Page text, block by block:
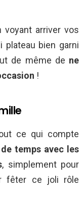
voyant arriver vos
bien garni
de même de ne
!
ce qui compte
temps avec les
, simplement pour
fêter ce joli rôle